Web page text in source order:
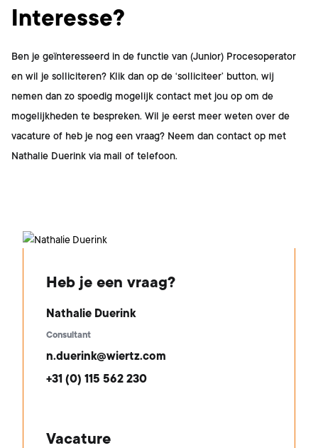
Interesse?
Ben je geïnteresseerd in de functie van (Junior) Procesoperator
en wil je solliciteren? Klik dan op de ‘solliciteer’ button, wij
nemen dan zo spoedig mogelijk contact met jou op om de
mogelijkheden te bespreken. Wil je eerst meer weten over de
vacature of heb je nog een vraag? Neem dan contact op met
Nathalie Duerink via mail of telefoon.
Heb je een vraag?
Nathalie Duerink
Consultant
n.duerink@wiertz.com
+31 (0) 115 562 230
Vacature